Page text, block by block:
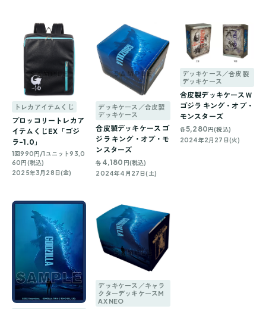
トレカアイテムくじ
ブロッコリートレカア
イテムくじEX「ゴジ
ラ-1.0」
1回990円/1ユニット93,0
60円(税込)
2025年3月28日(金)
デッキケース／合皮製
デッキケース
合皮製デッキケース ゴ
ジラ キング・オブ・モ
ンスターズ
各 4,180 円(税込)
2024年4月27日(土)
デッキケース／合皮製
デッキケース
合皮製デッキケースＷ
ゴジラ キング・オブ・
モンスターズ
各5,280円(税込)
2024年2月27日(火)
デッキケース／キャラ
クターデッキケースM
AX NEO